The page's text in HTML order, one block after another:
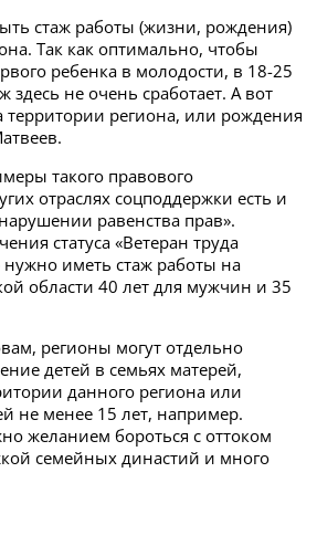
стаж работы (жизни, рождения)
Так как оптимально, чтобы
ребенка в молодости, в 18-25
здесь не очень сработает. А вот
региона, или рождения
такого правового
отраслях соцподдержки есть и
равенства прав».
статуса «Ветеран труда
нужно иметь стаж работы на
области 40 лет для мужчин и 35
регионы могут отдельно
детей в семьях матерей,
данного региона или
не менее 15 лет, например.
желанием бороться с оттоком
семейных династий и много